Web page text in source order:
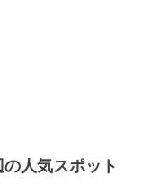
人気スポット